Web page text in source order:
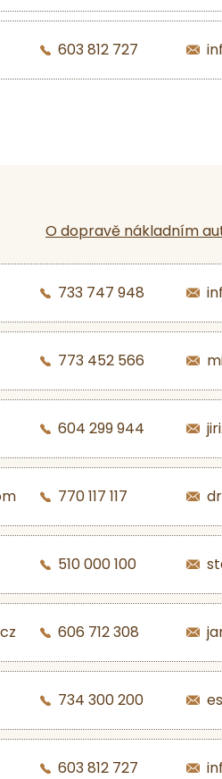
603 812 727
O dopravě nákladním
733 747 948
773 452 566
604 299 944
770 117 117
510 000 100
606 712 308
734 300 200
603 812 727